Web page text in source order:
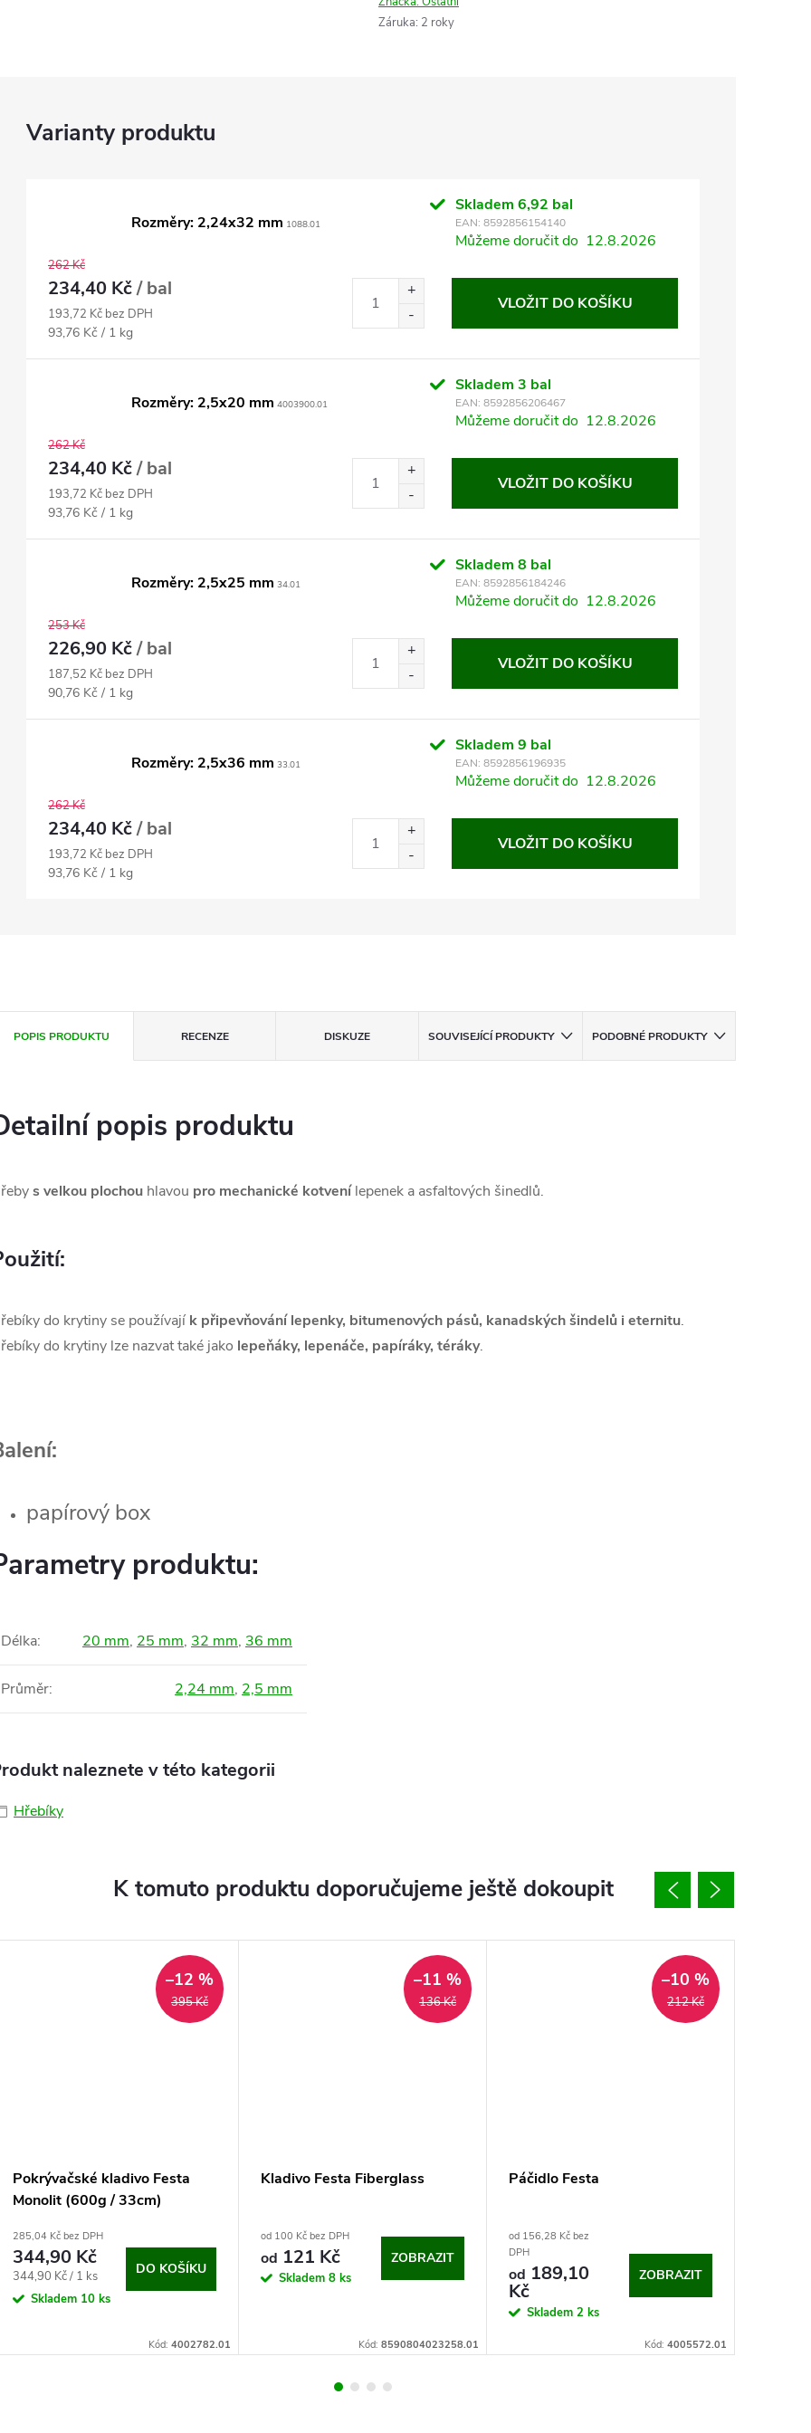
Záruka: 2 roky
Rozměry: 2,24x32 mm 1088.01
Skladem6,92 bal
EAN: 8592856154140
Můžeme doručit do 12.8.2026
262 Kč
234,40 Kč/ bal
193,72 Kč bez DPH
Měrná
cena:
93,76 Kč / 1 kg
VLOŽIT DO KOŠÍKU
Rozměry: 2,5x20 mm 4003900.01
Skladem3 bal
EAN: 8592856206467
Můžeme doručit do 12.8.2026
262 Kč
234,40 Kč/ bal
193,72 Kč bez DPH
Měrná
cena:
93,76 Kč / 1 kg
VLOŽIT DO KOŠÍKU
Rozměry: 2,5x25 mm 34.01
Skladem8 bal
EAN: 8592856184246
Můžeme doručit do 12.8.2026
253 Kč
226,90 Kč/ bal
187,52 Kč bez DPH
Měrná
cena:
90,76 Kč / 1 kg
VLOŽIT DO KOŠÍKU
Rozměry: 2,5x36 mm 33.01
Skladem9 bal
EAN: 8592856196935
Můžeme doručit do 12.8.2026
262 Kč
234,40 Kč/ bal
193,72 Kč bez DPH
Měrná
93,76 Kč / 1 kg
VLOŽIT DO KOŠÍKU
POPIS PRODUKTU RECENZE DISKUZE SOUVISEJÍCÍ PRODUKTY PODOBNÉ PRODUKTY
popis produktu
s velkou plochou hlavou pro mechanické kotvenílepenek a asfaltových šinedlů.
do krytiny se používají k připevňování lepenky, bitumenových pásů, kanadských šindelů i eternitu.
do krytiny lze nazvat také jako lepeňáky, lepenáče, papíráky, téráky.
papírový box
produktu:
Délka: 20 mm, 25 mm, 32 mm, 36 mm
Průměr: 2,24 mm, 2,5 mm
naleznete v této kategorii
Hřebíky
K tomuto produktu doporučujeme ještě dokoupit
395 Kč
–12 %
Pokrývačské kladivo Festa
Monolit (600g / 33cm)
285,04 Kč bez DPH
344,90 Kč
Měrná
cena:
344,90 Kč / 1 ks
Skladem 10 ks
DO KOŠÍKU
Kód: 4002782.01
136 Kč
–11 %
Kladivo Festa Fiberglass
od 100 Kč bez DPH
od 121 Kč
Skladem 8 ks
ZOBRAZIT
Kód: 8590804023258.01
212 Kč
–10 %
Páčidlo Festa
od 156,28 Kč bez
DPH
od 189,10
Kč
Skladem 2 ks
ZOBRAZIT
Kód: 4005572.01